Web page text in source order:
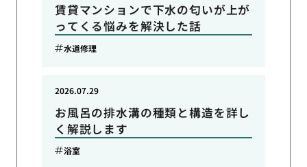
賃貸マンションで下水の匂いが上が
ってくる悩みを解決した話
水道修理
お風呂の排水溝の種類と構造を詳し
く解説します
2026.07.29
浴室